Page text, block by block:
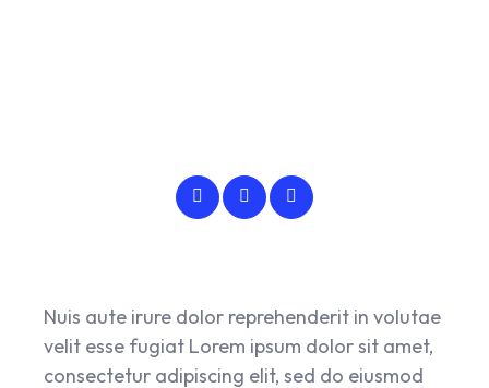
Nuis aute irure dolor reprehenderit in volutae
velit esse fugiat Lorem ipsum dolor sit amet,
consectetur adipiscing elit, sed do eiusmod